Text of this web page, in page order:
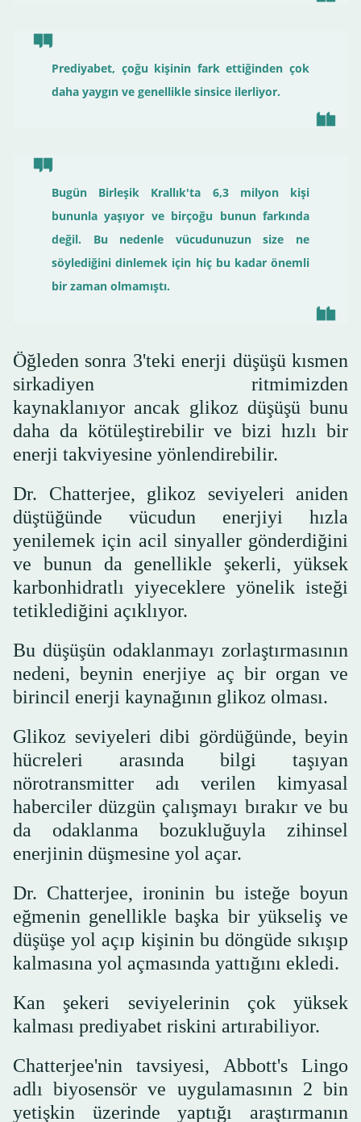
Prediyabet, çoğu kişinin fark ettiğinden çok
daha yaygın ve genellikle sinsice ilerliyor.
Bugün Birleşik Krallık'ta 6,3 milyon kişi
bununla yaşıyor ve birçoğu bunun farkında
değil. Bu nedenle vücudunuzun size ne
söylediğini dinlemek için hiç bu kadar önemli
bir zaman olmamıştı.
Öğleden sonra 3'teki enerji düşüşü kısmen
sirkadiyen ritmimizden
kaynaklanıyor ancak glikoz düşüşü bunu
daha da kötüleştirebilir ve bizi hızlı bir
enerji takviyesine yönlendirebilir.
Dr. Chatterjee, glikoz seviyeleri aniden
düştüğünde vücudun enerjiyi hızla
yenilemek için acil sinyaller gönderdiğini
ve bunun da genellikle şekerli, yüksek
karbonhidratlı yiyeceklere yönelik isteği
tetiklediğini açıklıyor.
Bu düşüşün odaklanmayı zorlaştırmasının
nedeni, beynin enerjiye aç bir organ ve
birincil enerji kaynağının glikoz olması.
Glikoz seviyeleri dibi gördüğünde, beyin
hücreleri arasında bilgi taşıyan
nörotransmitter adı verilen kimyasal
haberciler düzgün çalışmayı bırakır ve bu
da odaklanma bozukluğuyla zihinsel
enerjinin düşmesine yol açar.
Dr. Chatterjee, ironinin bu isteğe boyun
eğmenin genellikle başka bir yükseliş ve
düşüşe yol açıp kişinin bu döngüde sıkışıp
kalmasına yol açmasında yattığını ekledi.
Kan şekeri seviyelerinin çok yüksek
kalması prediyabet riskini artırabiliyor.
Chatterjee'nin tavsiyesi, Abbott's Lingo
adlı biyosensör ve uygulamasının 2 bin
yetişkin üzerinde yaptığı araştırmanın